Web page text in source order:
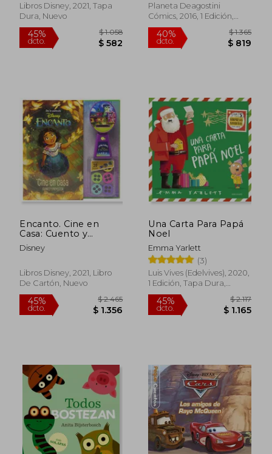
15%
dcto. $ 927
45%
dcto. $
Libros Disney, 2021, Tapa
Dura, Nuevo
Planeta Deagostini
Cómics, 2016, 1 Edición,
Tapa Blanda, Nuevo
Encanto. Cine en
Casa: Cuento y
Proyector (Disney.
Encanto)
Disney
Libros Disney, 2021, Libro
De Cartón, Nuevo
Una Carta Para Papá
Noel
Emma Yarlett
(3)
Luis Vives (Edelvives), 2020,
1 Edición, Tapa Dura,
Nuevo